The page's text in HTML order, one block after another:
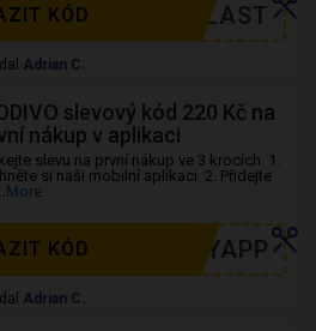
LAST
KÓD
Adrian C.
slevový kód 220 Kč na
nákup v aplikaci
slevu na první nákup ve 3 krocích: 1.
si naši mobilní aplikaci. 2. Přidejte
More
MYAPP
KÓD
Adrian C.